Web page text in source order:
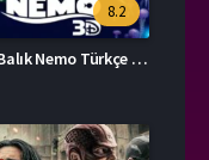
8.2
Kayıp Balık Nemo Türkçe Dublaj İzle